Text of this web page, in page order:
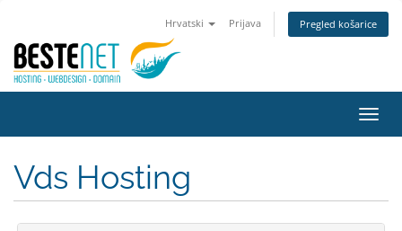
Hrvatski Prijava Pregled košarice
Vds Hosting